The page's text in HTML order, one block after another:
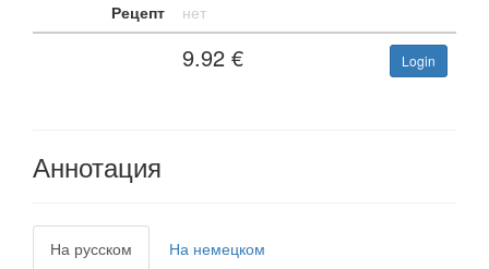
Рецепт
нет
9.92 € Login
Аннотация
На русском На немецком